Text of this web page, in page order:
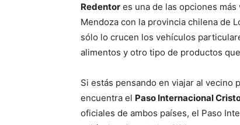
Redentor es una de las opciones
Mendoza con la provincia chilena de
sólo lo crucen los vehículos
alimentos y otro tipo de productos
Si estás pensando en viajar al vecino
encuentra el Paso Internacional
oficiales de ambos países, el Paso